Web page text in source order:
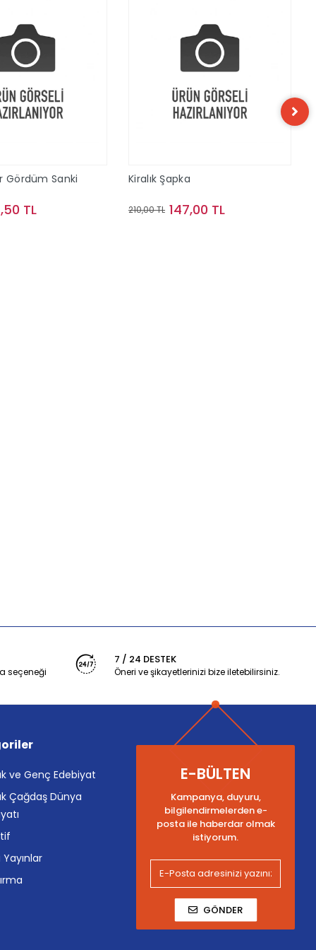
Gördüm Sanki
TL
Kiralık Şapka
210,00 TL 147,00 TL
seçeneği
7 / 24 DESTEK
Öneri ve şikayetlerinizi bize iletebilirsiniz.
ve Genç Edebiyat
Çağdaş Dünya
Yayınlar
E-BÜLTEN
Kampanya, duyuru,
bilgilendirmelerden e-
posta ile haberdar olmak
istiyorum.
GÖNDER